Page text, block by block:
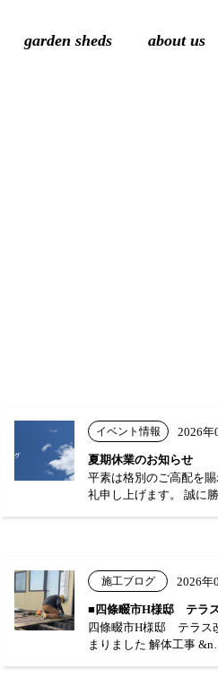
garden sheds about us
イベント情報 2026年
夏期休業のお知らせ
平素は格別のご高配を
礼申し上げます。 誠に
施工ブログ 2026年
四條畷市H様邸 テラス
まりました 解体工事